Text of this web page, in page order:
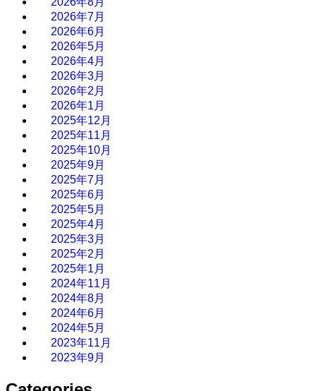
2026年7月
2026年6月
2026年5月
2026年4月
2026年3月
2026年2月
2026年1月
2025年12月
2025年11月
2025年10月
2025年9月
2025年7月
2025年6月
2025年5月
2025年4月
2025年3月
2025年2月
2025年1月
2024年11月
2024年8月
2024年6月
2024年5月
2023年11月
2023年9月